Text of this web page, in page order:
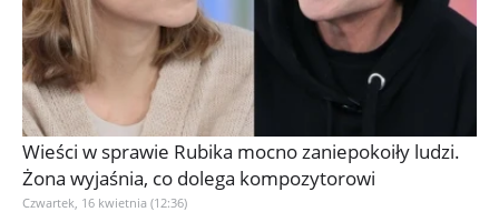
Wieści w sprawie Rubika mocno zaniepokoiły ludzi.
Żona wyjaśnia, co dolega kompozytorowi
Czwartek, 16 kwietnia (12:36)